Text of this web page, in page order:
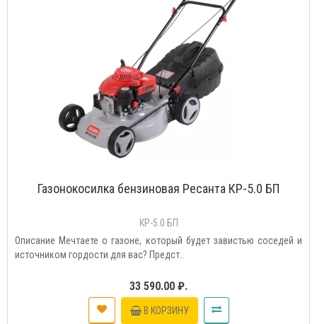
Газонокосилка бензиновая Ресанта КР-5.0 БП
КР-5.0 БП
Описание Мечтаете о газоне, который будет завистью соседей и
источником гордости для вас? Предст..
33 590.00 ₽.
В КОРЗИНУ